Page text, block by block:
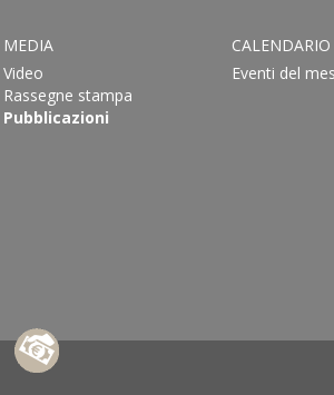
MEDIA
Video
Rassegne stampa
Pubblicazioni
CALENDARIO
Eventi del